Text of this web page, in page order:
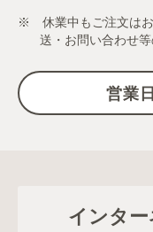
※ 休業中もご注文はお
送・お問い合わせ
営業
インタ